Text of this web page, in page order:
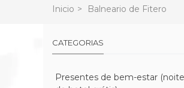
Inicio > Balneario de Fitero
CATEGORIAS
Presentes de bem-estar (noite